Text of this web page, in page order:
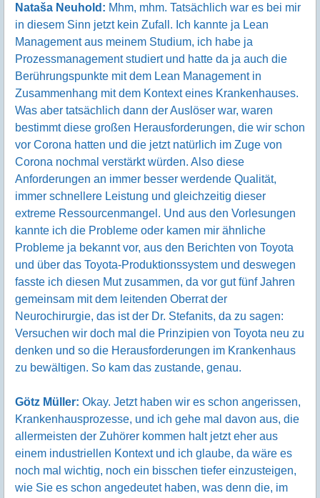
Nataša Neuhold: Mhm, mhm. Tatsächlich war es bei mir
in diesem Sinn jetzt kein Zufall. Ich kannte ja Lean
Management aus meinem Studium, ich habe ja
Prozessmanagement studiert und hatte da ja auch die
Berührungspunkte mit dem Lean Management in
Zusammenhang mit dem Kontext eines Krankenhauses.
Was aber tatsächlich dann der Auslöser war, waren
bestimmt diese großen Herausforderungen, die wir schon
vor Corona hatten und die jetzt natürlich im Zuge von
Corona nochmal verstärkt würden. Also diese
Anforderungen an immer besser werdende Qualität,
immer schnellere Leistung und gleichzeitig dieser
extreme Ressourcenmangel. Und aus den Vorlesungen
kannte ich die Probleme oder kamen mir ähnliche
Probleme ja bekannt vor, aus den Berichten von Toyota
und über das Toyota-Produktionssystem und deswegen
fasste ich diesen Mut zusammen, da vor gut fünf Jahren
gemeinsam mit dem leitenden Oberrat der
Neurochirurgie, das ist der Dr. Stefanits, da zu sagen:
Versuchen wir doch mal die Prinzipien von Toyota neu zu
denken und so die Herausforderungen im Krankenhaus
zu bewältigen. So kam das zustande, genau.
Götz Müller: Okay. Jetzt haben wir es schon angerissen,
Krankenhausprozesse, und ich gehe mal davon aus, die
allermeisten der Zuhörer kommen halt jetzt eher aus
einem industriellen Kontext und ich glaube, da wäre es
noch mal wichtig, noch ein bisschen tiefer einzusteigen,
wie Sie es schon angedeutet haben, was denn die, im